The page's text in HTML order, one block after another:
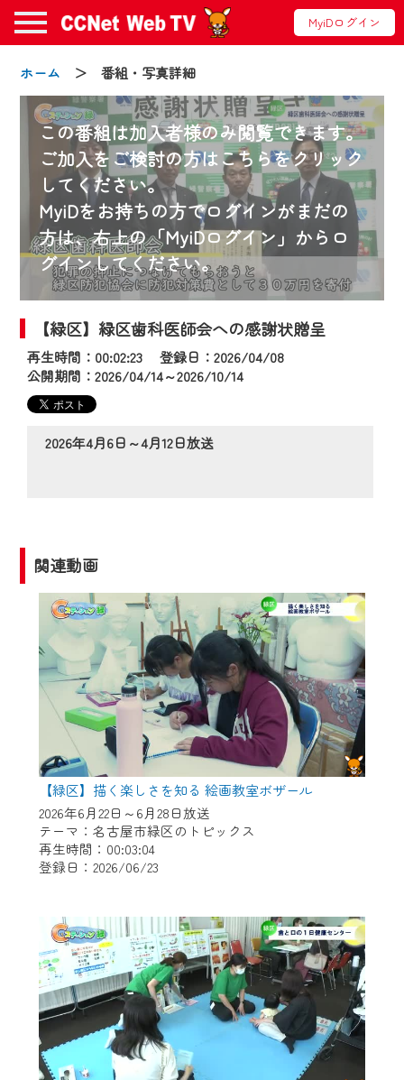
MyiDログイン
ホーム ＞ 番組・写真詳細
この番組は加入者様のみ閲覧できます。
ご加入をご検討の方はこちらをクリック
してください。
MyiDをお持ちの方でログインがまだの
方は、右上の「MyiDログイン」からロ
グインしてください。
【緑区】緑区歯科医師会への感謝状贈呈
再生時間：00:02:23 登録日：2026/04/08
公開期間：2026/04/14～2026/10/14
2026年4月6日～4月12日放送
関連動画
【緑区】描く楽しさを知る 絵画教室ボザール
2026年6月22日～6月28日放送
テーマ：名古屋市緑区のトピックス
再生時間：00:03:04
登録日：2026/06/23
お知らせ
2024/09/02
動画配信サービス『CCNet Web TV』は2024
年9月24日からリニューアルします！
【変更点】
◆デザイン変更により、お住まいの地域
の動画コンテンツが一目瞭然。
◆当社アプリやＰＣブラウザから、いつ
でも・どこでも・外出先でも！
2024年9月24日からはご加入者様へのサー
ビス向上のため、
『CCNet Web TV』を利用いただくには、
一部コンテンツを除き、
CCNetサービスへの加入と『CCNetマイ
ページ※』へのログインが必要となりま
す。
何卒、ご理解ご了承の程よろしくお願い
いたします。
※マイページへのログインには、MyIDが必
要となります。
※MyIDとは、CCNet Web TVを含むCCNetの
各種サービスをご利用頂くためのIDです。
で設定できます。
（GmailやYahooなどのフリーメールアドレ
スでも作成可能です）
※マイページへのログイン・MyIDの新規登
録はこちらから
※CCNetアプリをご利用中の方は引き続き
ご視聴いただけます。